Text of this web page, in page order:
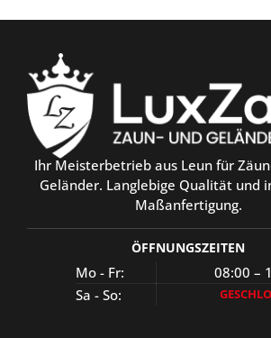
Ihr Meisterbetrieb aus Leun für
Geländer. Langlebige Qualität und
Maßanfertigung.
ÖFFNUNGSZEITEN
Mo - Fr:
08:00 –
Sa - So: